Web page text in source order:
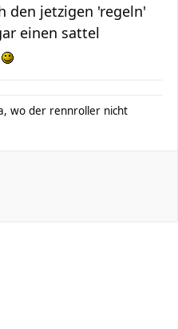
den jetzigen 'regeln'
einen sattel
wo der rennroller nicht